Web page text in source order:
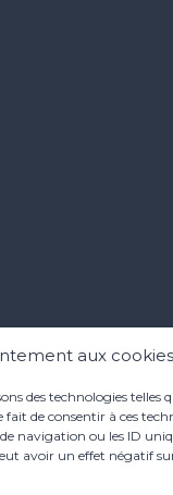
aux cookies
des technologies telles
de consentir à ces
navigation ou les ID
avoir un effet négatif